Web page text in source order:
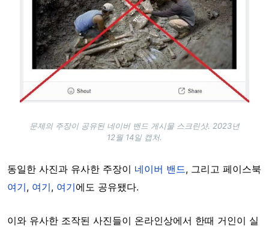
문제의 주장이 공유된 네이버 밴드 게시물 스크린샷. 2023년
12월 14일 캡처.
동일한 사진과 유사한 주장이 네이버 밴드, 그리고 페이스북
여기, 여기, 여기에도 공유됐다.
이와 유사한 조작된 사진들이 온라인상에서 한때 거인이 실